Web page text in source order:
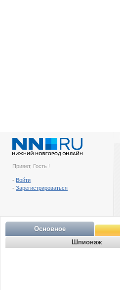
Привет, Гость !
- Войти
- Зарегистрироваться
Основное
Шпионаж